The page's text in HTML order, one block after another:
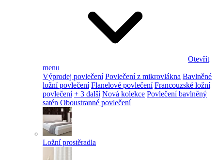
Otevřít
menu
Výprodej povlečení Povlečení z mikrovlákna Bavlněné
ložní povlečení Flanelové povlečení Francouzské ložní
povlečení + 3 další Nová kolekce Povlečení bavlněný
satén Oboustranné povlečení
Ložní prostěradla